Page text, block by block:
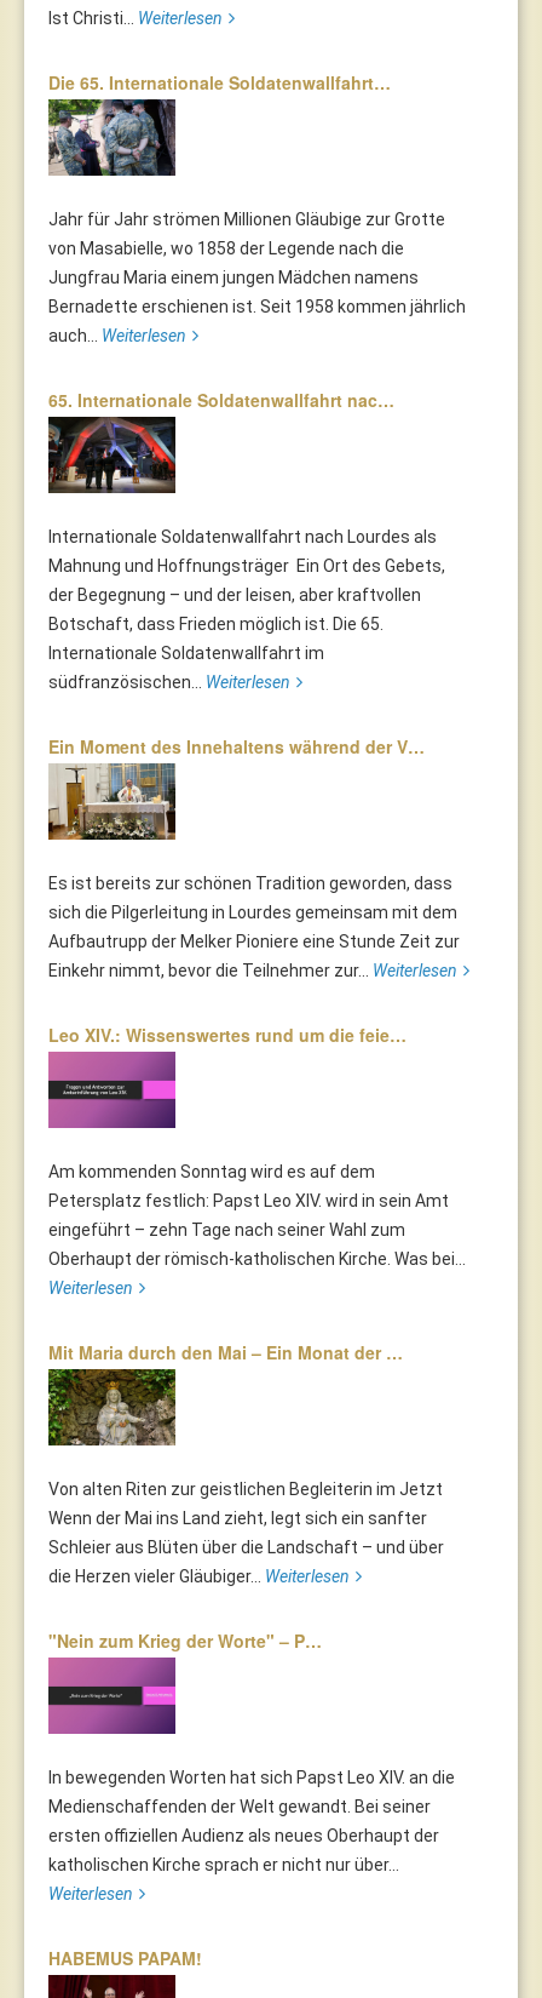
Ist Christi... Weiterlesen
Die 65. Internationale Soldatenwallfahrt…
Jahr für Jahr strömen Millionen Gläubige zur Grotte
von Masabielle, wo 1858 der Legende nach die
Jungfrau Maria einem jungen Mädchen namens
Bernadette erschienen ist. Seit 1958 kommen jährlich
auch... Weiterlesen
65. Internationale Soldatenwallfahrt nac…
Internationale Soldatenwallfahrt nach Lourdes als
Mahnung und Hoffnungsträger Ein Ort des Gebets,
der Begegnung – und der leisen, aber kraftvollen
Botschaft, dass Frieden möglich ist. Die 65.
Internationale Soldatenwallfahrt im
südfranzösischen... Weiterlesen
Ein Moment des Innehaltens während der V…
Es ist bereits zur schönen Tradition geworden, dass
sich die Pilgerleitung in Lourdes gemeinsam mit dem
Aufbautrupp der Melker Pioniere eine Stunde Zeit zur
Einkehr nimmt, bevor die Teilnehmer zur... Weiterlesen
Leo XIV.: Wissenswertes rund um die feie…
Am kommenden Sonntag wird es auf dem
Petersplatz festlich: Papst Leo XIV. wird in sein Amt
eingeführt – zehn Tage nach seiner Wahl zum
Oberhaupt der römisch-katholischen Kirche. Was bei...
Weiterlesen
Mit Maria durch den Mai – Ein Monat der …
Von alten Riten zur geistlichen Begleiterin im Jetzt
Wenn der Mai ins Land zieht, legt sich ein sanfter
Schleier aus Blüten über die Landschaft – und über
die Herzen vieler Gläubiger... Weiterlesen
"Nein zum Krieg der Worte" – P…
In bewegenden Worten hat sich Papst Leo XIV. an die
Medienschaffenden der Welt gewandt. Bei seiner
ersten offiziellen Audienz als neues Oberhaupt der
katholischen Kirche sprach er nicht nur über...
Weiterlesen
HABEMUS PAPAM!